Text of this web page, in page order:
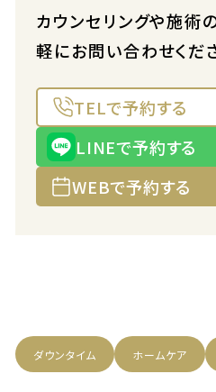
カウンセリングや施術
軽にお問い合わせくだ
TELで予約する
LINEで予約する
WEBで予約する
ダウンタイム ホームケア